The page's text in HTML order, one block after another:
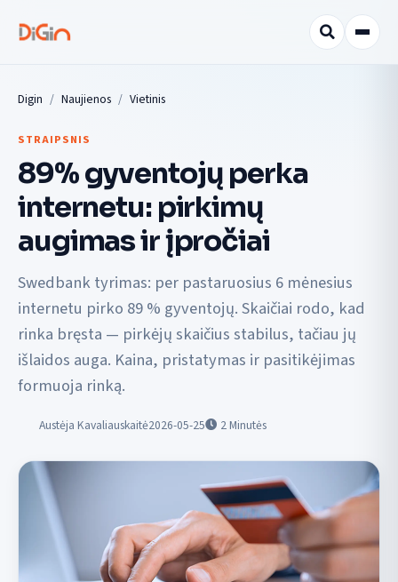
Digin Naujienos Vietinis
STRAIPSNIS
89% gyventojų perka
internetu: pirkimų
augimas ir įpročiai
Swedbank tyrimas: per pastaruosius 6 mėnesius
internetu pirko 89 % gyventojų. Skaičiai rodo, kad
rinka bręsta — pirkėjų skaičius stabilus, tačiau jų
išlaidos auga. Kaina, pristatymas ir pasitikėjimas
formuoja rinką.
Austėja Kavaliauskaitė2026-05-25 2Minutės